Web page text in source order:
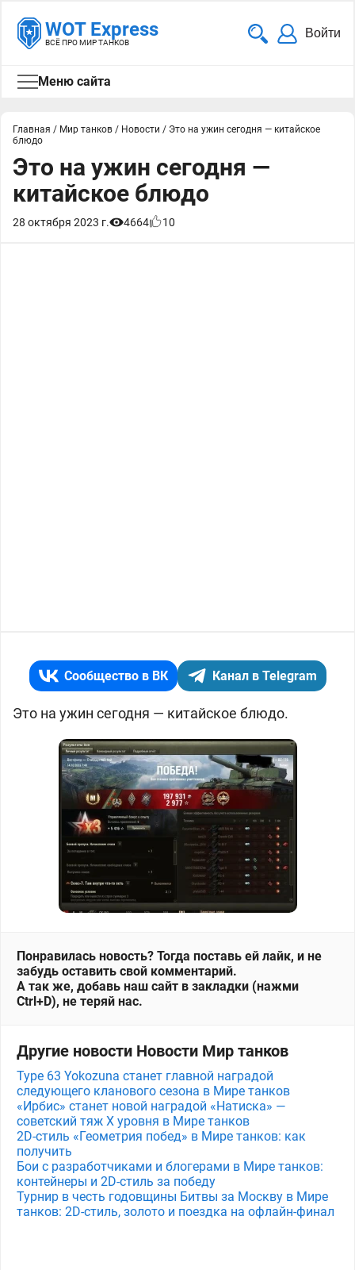
WOT Express
ВСЁ ПРО МИР ТАНКОВ
Войти
Меню сайта
Главная / Мир танков / Новости / Это на ужин сегодня — китайское
блюдо
Это на ужин сегодня —
китайское блюдо
28 октября 2023 г. 4664 10
Сообщество в ВК Канал в Telegram
Это на ужин сегодня — китайское блюдо.
Понравилась новость? Тогда поставь ей лайк, и не
забудь оставить свой комментарий.
А так же, добавь наш сайт в закладки (нажми
Ctrl+D), не теряй нас.
Другие новости Новости Мир танков
Type 63 Yokozuna станет главной наградой
следующего кланового сезона в Мире танков
«Ирбис» станет новой наградой «Натиска» —
советский тяж X уровня в Мире танков
2D-стиль «Геометрия побед» в Мире танков: как
получить
Бои с разработчиками и блогерами в Мире танков:
контейнеры и 2D-стиль за победу
Турнир в честь годовщины Битвы за Москву в Мире
танков: 2D-стиль, золото и поездка на офлайн-финал